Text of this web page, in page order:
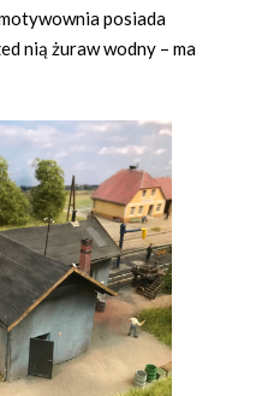
posiada
nią żuraw wodny – ma